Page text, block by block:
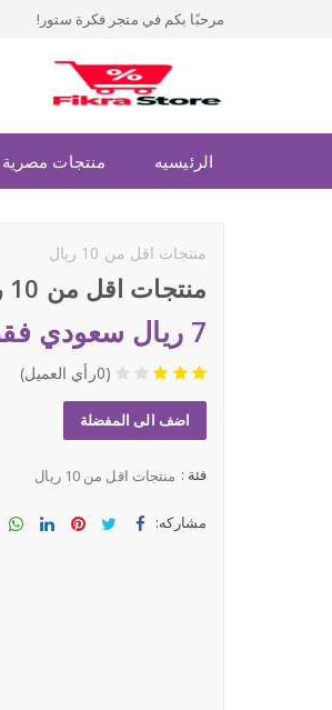
مرحبًا بكم في متجر فكرة ستور!
الرئيسيه منتجات مصرية
منتجات اقل من 10 ريال
منتجات اقل من 10 ريال
7 ريال سعودي فقط
(0رأي العميل)
اضف الى المفضلة
فئة : منتجات اقل من 10 ريال
مشاركه: